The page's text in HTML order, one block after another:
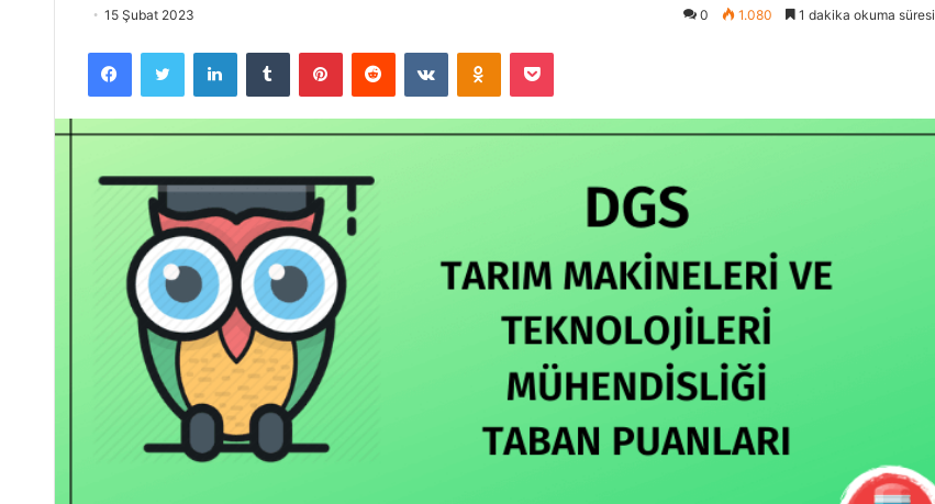
15 Şubat 2023 0 1.080 1 dakika okuma süresi
Facebook Twitter LinkedIn Tumblr Pinterest Reddit VKontakte Odnoklassniki Pocket